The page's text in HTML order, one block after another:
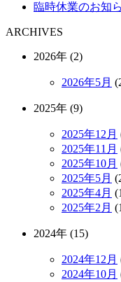
臨時休業のお知
ARCHIVES
2026年 (2)
2026年5月
2025年 (9)
2025年12月
2025年11月
2025年10月
2025年5月
2025年4月
2025年2月
2024年 (15)
2024年12月
2024年10月